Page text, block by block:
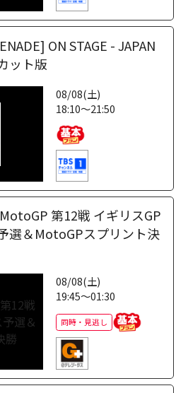
ON STAGE - JAPAN
ット版
08/08(土)
18:10～21:50
第12戦 イギリスGP
選＆MotoGPスプリント決
08/08(土)
19:45～01:30
同時・見逃し